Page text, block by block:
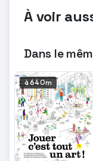
À voir
Dans le
à 640m